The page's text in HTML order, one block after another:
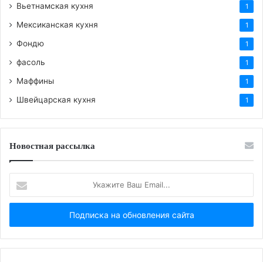
Вьетнамская кухня 1
Мексиканская кухня 1
Фондю 1
фасоль 1
Маффины 1
Швейцарская кухня 1
Новостная рассылка
Ваш
Email...